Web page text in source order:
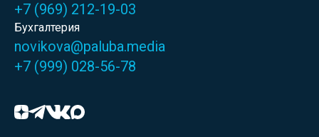
+7 (969) 212-19-03
Бухгалтерия
novikova@paluba.media
+7 (999) 028-56-78